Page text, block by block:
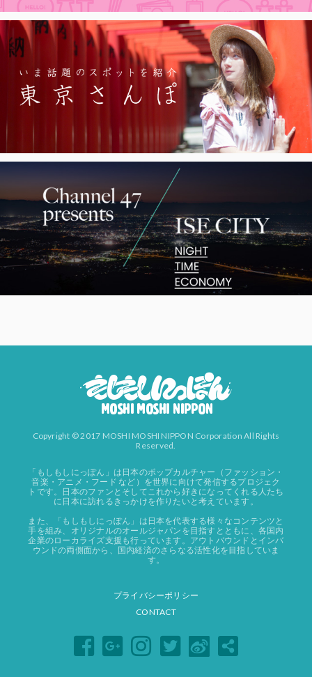
Copyright © 2017 MOSHI MOSHI NIPPON Corporation All Rights
Reserved.
「もしもしにっぽん」は日本のポップカルチャー（ファッション・
音楽・アニメ・フード など）を世界に向けて発信するプロジェク
トです。日本のファンとそしてこれから好きになってくれる人たち
に日本に訪れるきっかけを作りたいと考えています。
また、「もしもしにっぽん」は日本を代表する様々なコンテンツと
手を組み、オリジナルのオールジャパンを目指すとともに、各国内
企業のローカライズ支援も行っています。アウトバウンドとインバ
ウンドの両側面から、国内経済のさらなる活性化を目指していま
す。
プライバシーポリシー
CONTACT